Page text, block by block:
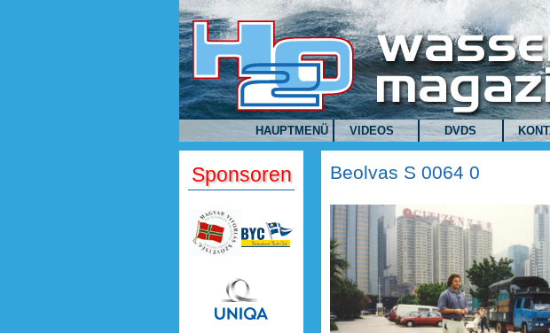
HAUPTMENÜ VIDEOS DVDS
Beolvas S 0064 0
Sponsoren
Uniqa.png